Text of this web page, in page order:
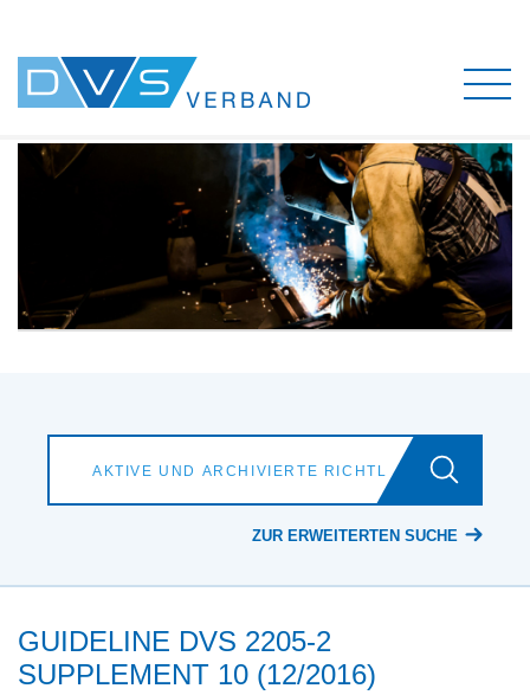
ZUR ERWEITERTEN SUCHE
GUIDELINE DVS 2205-2
SUPPLEMENT 10 (12/2016)